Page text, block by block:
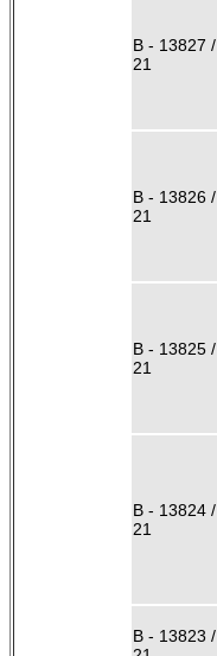
B - 13827 /
21
B - 13826 /
21
B - 13825 /
21
B - 13824 /
21
B - 13823 /